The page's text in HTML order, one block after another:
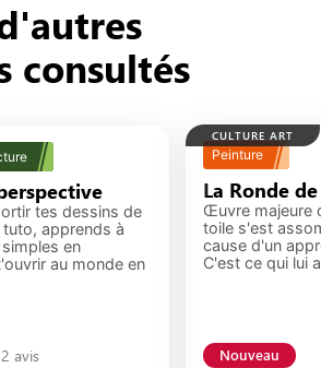
pouvoir s'amuser pendant
consultés
tes dessins de
tuto, apprends à
en
au monde en
avis
CULTURE ART
Peinture
La Ronde
Œuvre majeure
toile s'est
cause d'un
C'est ce qui lui
Nouveau